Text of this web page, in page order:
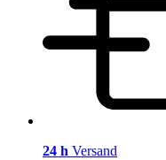
24 h Versand